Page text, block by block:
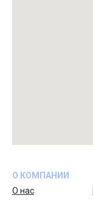
О КОМПАНИИ
О нас